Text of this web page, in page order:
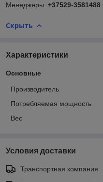
Менеджеры: +37529-3581488
Скрыть
Характеристики
Основные
Производитель
Потребляемая мощность
Вес
Условия доставки
Транспортная компания